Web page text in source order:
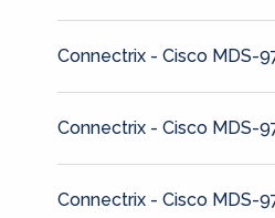
Connectrix - Cisco MDS-
Connectrix - Cisco MDS-
Connectrix - Cisco MDS-